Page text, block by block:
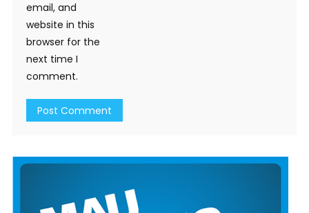
email, and
website in this
browser for the
next time I
comment.